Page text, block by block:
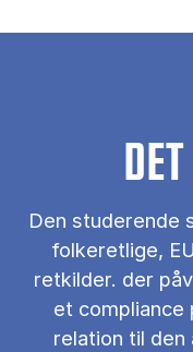
Den studerende
folkeretlige,
retkilder. der
et compliance
relation til